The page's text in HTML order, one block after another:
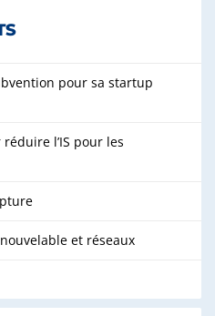
pour sa startup
l’IS pour les
et réseaux